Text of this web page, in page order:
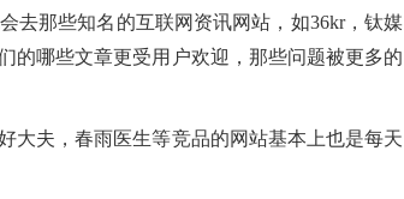
去那些知名的互联网资讯网站，如36kr，钛媒
的哪些文章更受用户欢迎，那些问题被更多的
大夫，春雨医生等竞品的网站基本上也是每天